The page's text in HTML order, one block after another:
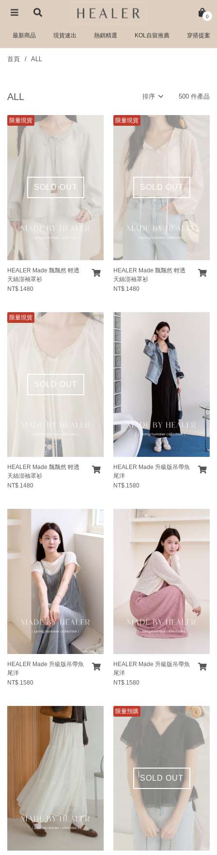
0
最新商品 現貨速出 熱銷精選 KOL自留推薦 穿搭提案
首頁 ALL
ALL 排序 500 件產品
SOLD OUT
限量現貨
HEALER Made 飄飄然 輕透
天絲澎袖罩衫
NT$.1480
SOLD OUT
限量現貨
HEALER Made 飄飄然 輕透
天絲澎袖罩衫
NT$.1480
SOLD OUT
限量現貨
HEALER Made 飄飄然 輕透
天絲澎袖罩衫
NT$.1480
HEALER Made 升級版吊帶魚
尾洋
NT$.1580
HEALER Made 升級版吊帶魚
尾洋
NT$.1580
HEALER Made 升級版吊帶魚
尾洋
NT$.1580
SOLD OUT
限量預購